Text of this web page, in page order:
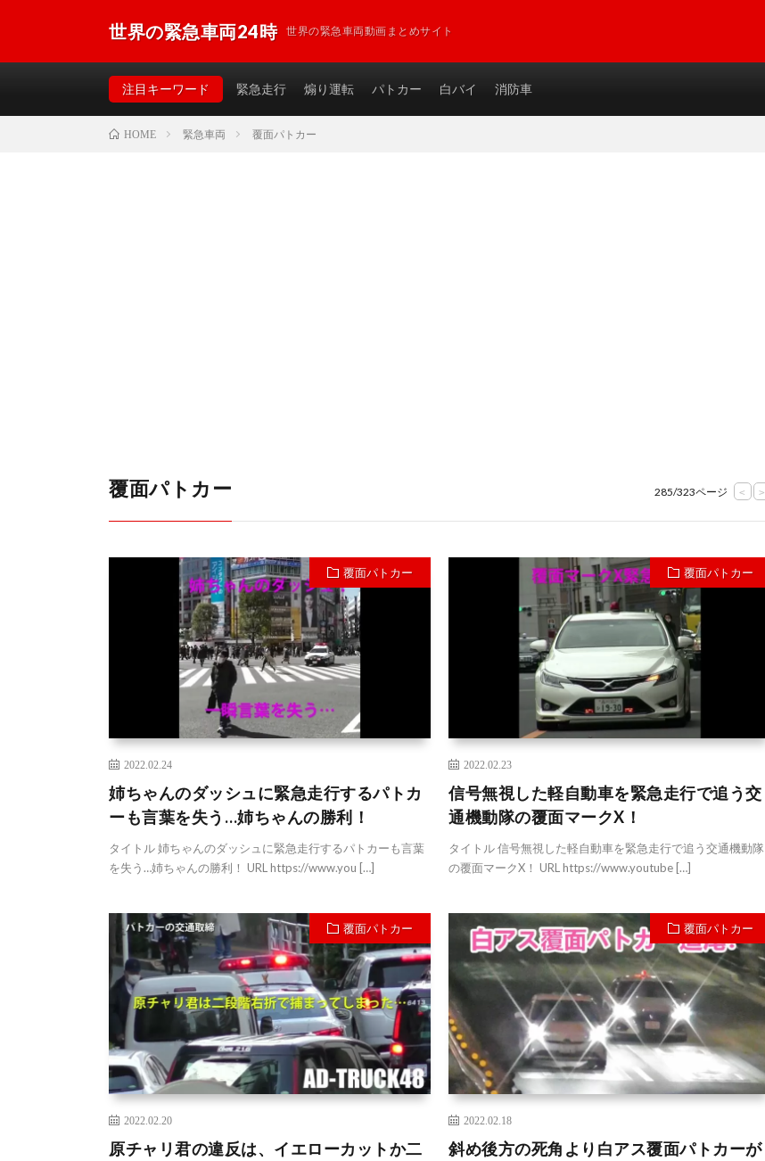
世界の緊急車両24時 世界の緊急車両動画まとめサイト
注目キーワード 緊急走行 煽り運転 パトカー 白バイ 消防車
HOME 緊急車両 覆面パトカー
覆面パトカー 285/323ページ < >
覆面パトカー
2022.02.24
姉ちゃんのダッシュに緊急走行するパトカ
ーも言葉を失う…姉ちゃんの勝利！
タイトル 姉ちゃんのダッシュに緊急走行するパトカーも言葉
を失う…姉ちゃんの勝利！ URL https://www.you […]
覆面パトカー
2022.02.23
信号無視した軽自動車を緊急走行で追う交
通機動隊の覆面マークX！
タイトル 信号無視した軽自動車を緊急走行で追う交通機動隊
の覆面マークX！ URL https://www.youtube […]
覆面パトカー
2022.02.20
原チャリ君の違反は、イエローカットか二
覆面パトカー
2022.02.18
斜め後方の死角より白アス覆面パトカーが